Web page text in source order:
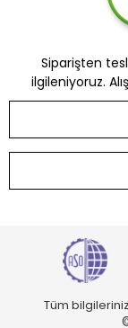
Siparişten
ilgileniyoruz.
Tüm